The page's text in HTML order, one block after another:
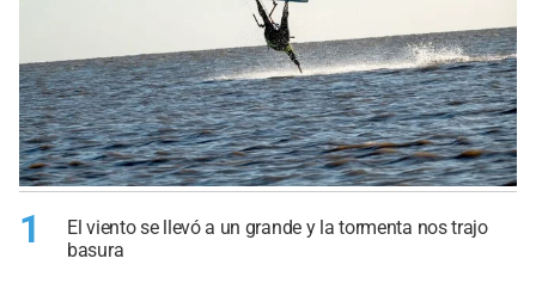
1
El viento se llevó a un grande y la tormenta nos trajo
basura